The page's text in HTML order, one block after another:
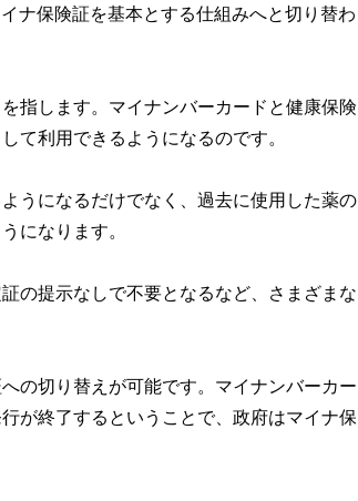
ナ保険証を基本とする仕組みへと切り替わ
指します。マイナンバーカードと健康保険
て利用できるようになるのです。
うになるだけでなく、過去に使用した薬の
になります。
の提示なしで不要となるなど、さまざまな
の切り替えが可能です。マイナンバーカー
が終了するということで、政府はマイナ保